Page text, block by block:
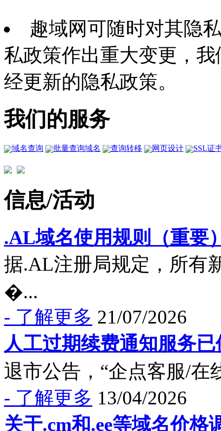
趣域网可随时对其隐
私政策作出重大变更，
经更新的隐私政策。
我们的服务
域名查询 批量查询域名 查询转移 网页设计 SSL证
信息/活动
.AL域名使用规则（重要
据.AL注册局规定，所有
�...
- 了解更多 21/07/2026
人工过期续费通知服务已
退市公告，“企点客服/
- 了解更多 13/04/2026
关于.cm和.ee等域名价格